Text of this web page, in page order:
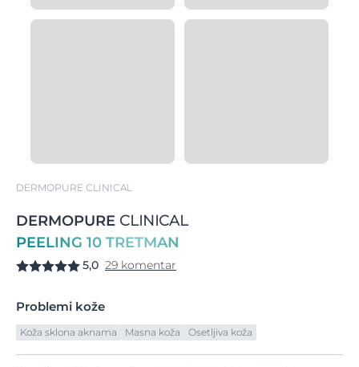
DERMOPURE CLINICAL
DERMOPURE CLINICAL
PEELING 10 TRETMAN
5,0 29 komentar
Problemi kože
Koža sklona aknama Masna koža Osetljiva koža